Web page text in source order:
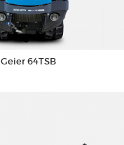
Geier 64TSB